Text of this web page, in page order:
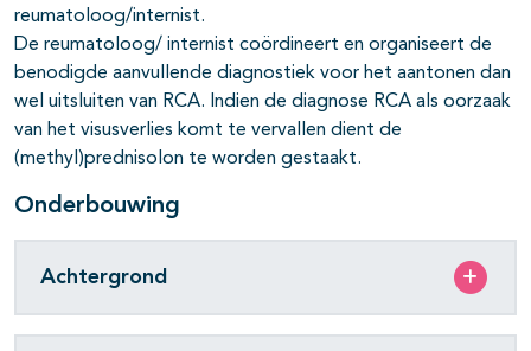
reumatoloog/internist.
De reumatoloog/ internist coördineert en organiseert de
benodigde aanvullende diagnostiek voor het aantonen dan
wel uitsluiten van RCA. Indien de diagnose RCA als oorzaak
van het visusverlies komt te vervallen dient de
(methyl)prednisolon te worden gestaakt.
Onderbouwing
Achtergrond